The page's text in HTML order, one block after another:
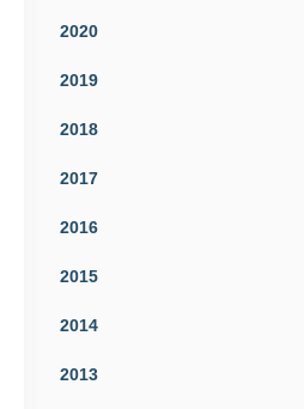
2020
2019
2018
2017
2016
2015
2014
2013